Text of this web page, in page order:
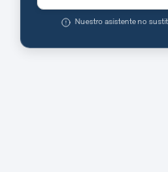
Nuestro asistente no